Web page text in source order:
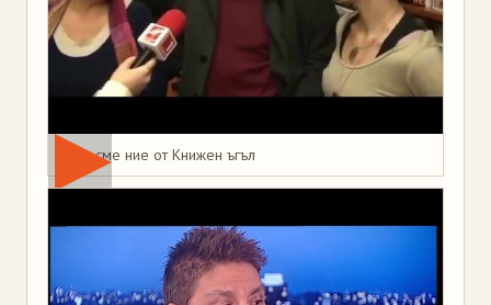
Това сме ние от Книжен ъгъл